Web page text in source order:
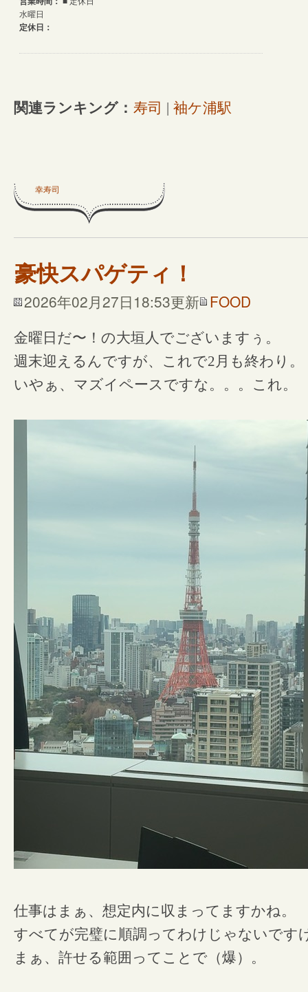
関連ランキング： 寿司 | 袖ケ浦駅
幸寿司
豪快スパゲティ！
2026年02月27日18:53更新 FOOD
金曜日だ〜！の大垣人でございますぅ。
週末迎えるんですが、これで2月も終わり。
いやぁ、マズイペースですな。。。これ。
仕事はまぁ、想定内に収まってますかね。
すべてが完璧に順調ってわけじゃないです
まぁ、許せる範囲ってことで（爆）。